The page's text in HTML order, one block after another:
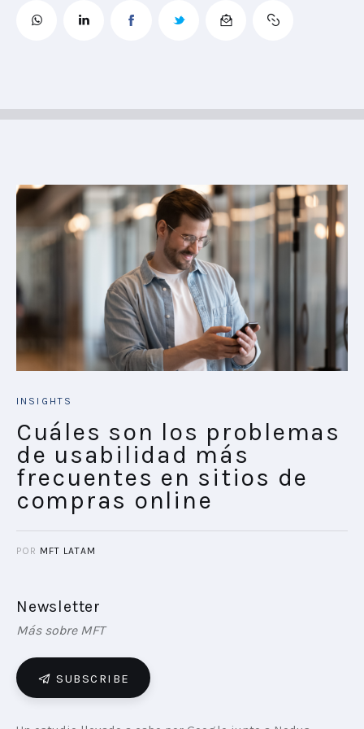
INSIGHTS
Cuáles son los problemas
de usabilidad más
frecuentes en sitios de
compras online
POR MFT LATAM
Newsletter
Más sobre MFT
SUBSCRIBE